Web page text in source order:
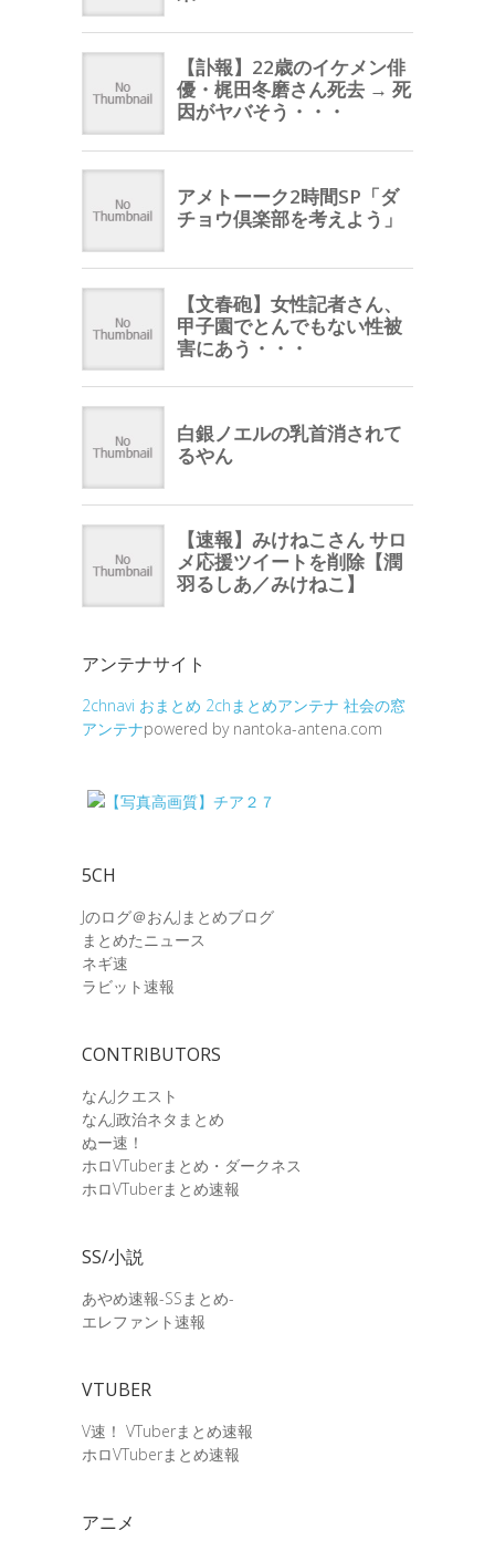
アンテナサイト
2chnavi おまとめ 2chまとめアンテナ 社会の窓
アンテナpowered by nantoka-antena.com
5CH
Jのログ＠おんJまとめブログ
まとめたニュース
ネギ速
ラビット速報
CONTRIBUTORS
なんJクエスト
なんJ政治ネタまとめ
ぬー速！
ホロVTuberまとめ・ダークネス
ホロVTuberまとめ速報
SS/小説
あやめ速報-SSまとめ-
エレファント速報
VTUBER
V速！ VTuberまとめ速報
ホロVTuberまとめ速報
アニメ